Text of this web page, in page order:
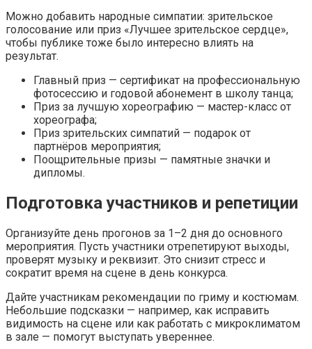
Можно добавить народные симпатии: зрительское
голосование или приз «Лучшее зрительское сердце»,
чтобы публике тоже было интересно влиять на
результат.
Главный приз — сертификат на профессиональную
фотосессию и годовой абонемент в школу танца;
Приз за лучшую хореографию — мастер-класс от
хореографа;
Приз зрительских симпатий — подарок от
партнёров мероприятия;
Поощрительные призы — памятные значки и
дипломы.
Подготовка участников и репетиции
Организуйте день прогонов за 1–2 дня до основного
мероприятия. Пусть участники отрепетируют выходы,
проверят музыку и реквизит. Это снизит стресс и
сократит время на сцене в день конкурса.
Дайте участникам рекомендации по гриму и костюмам.
Небольшие подсказки — например, как исправить
видимость на сцене или как работать с микроклиматом
в зале — помогут выступать увереннее.